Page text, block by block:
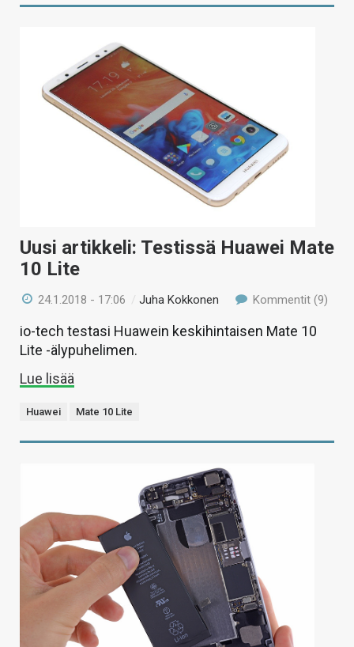
Uusi artikkeli: Testissä Huawei Mate
10 Lite
24.1.2018 - 17:06 /Juha Kokkonen Kommentit (9)
io-tech testasi Huawein keskihintaisen Mate 10
Lite -älypuhelimen.
Lue lisää
Huawei Mate 10 Lite